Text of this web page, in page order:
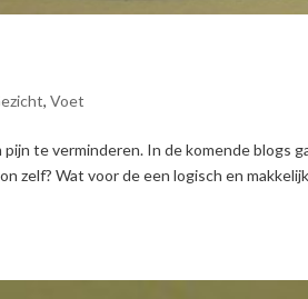
,Voet
te verminderen. In de komende blogs
zelf? Wat voor de een logisch en